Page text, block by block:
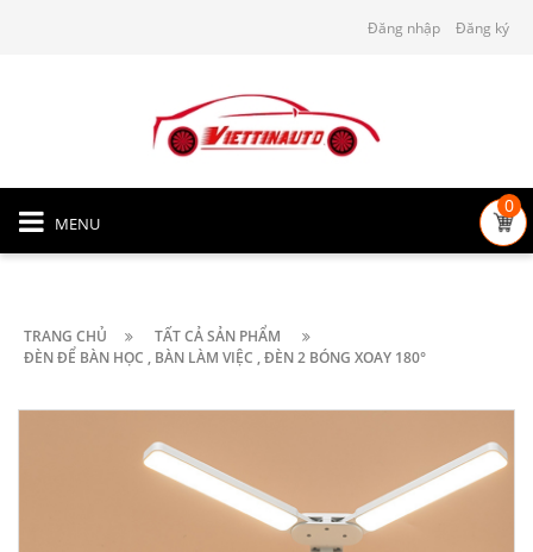
Đăng nhập Đăng ký
MENU
0
TRANG CHỦ
TẤT CẢ SẢN PHẨM
ĐÈN ĐỂ BÀN HỌC , BÀN LÀM VIỆC , ĐÈN 2 BÓNG XOAY 180°